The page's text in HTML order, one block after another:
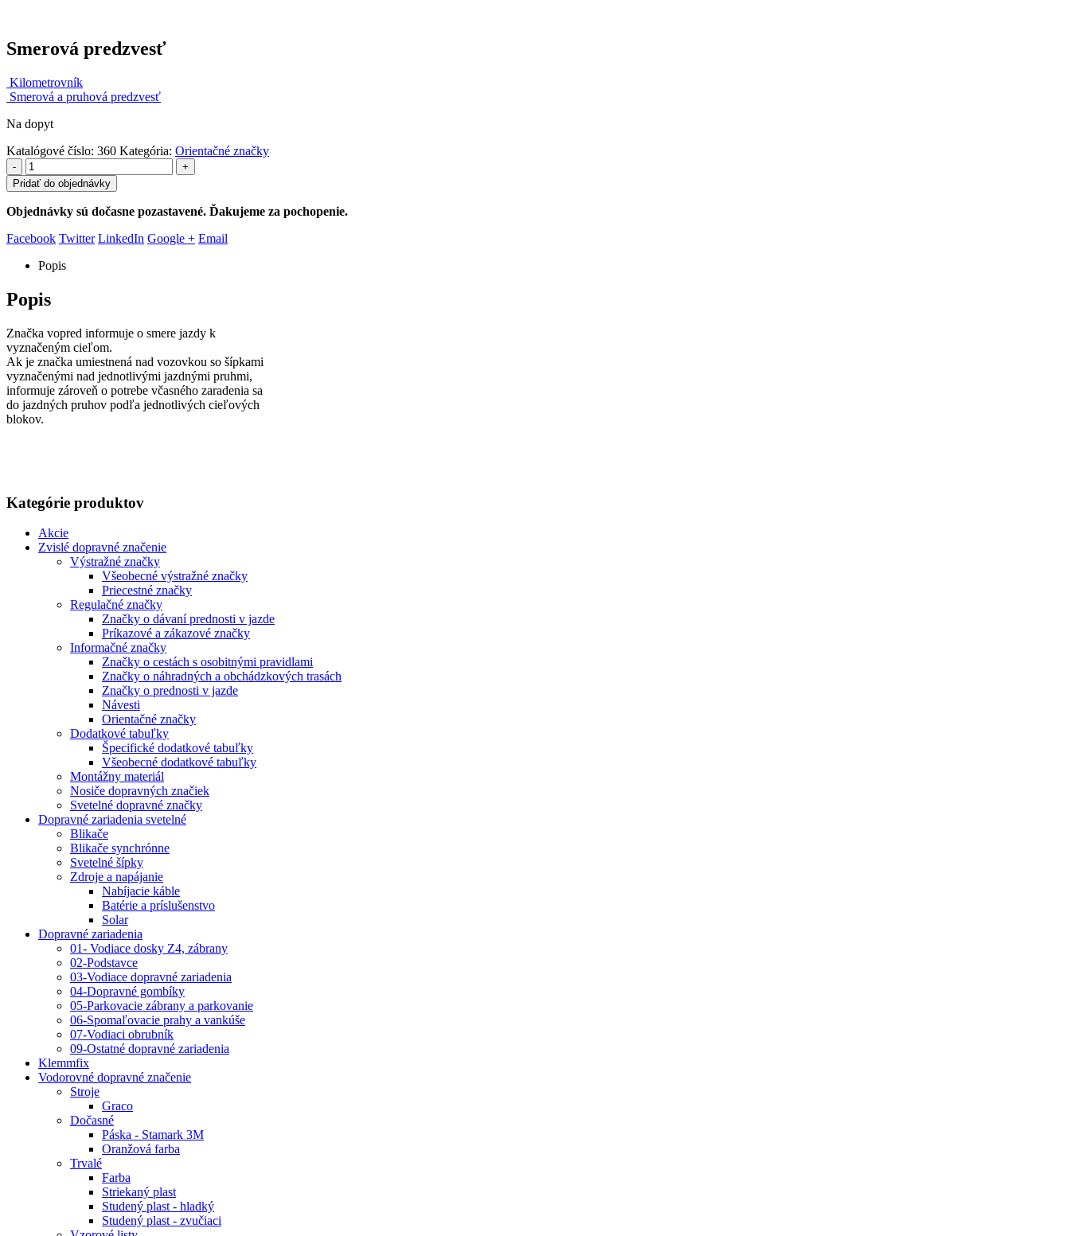
Smerová predzvesť
Kilometrovník
Smerová a pruhová predzvesť
Na dopyt
Katalógové číslo: 360 Kategória: Orientačné značky
-
+
Pridať do objednávky
Objednávky sú dočasne pozastavené. Ďakujeme za pochopenie.
Facebook Twitter LinkedIn Google + Email
Popis
Popis
Značka vopred informuje o smere jazdy k
vyznačeným cieľom.
Ak je značka umiestnená nad vozovkou so šípkami
vyznačenými nad jednotlivými jazdnými pruhmi,
informuje zároveň o potrebe včasného zaradenia sa
do jazdných pruhov podľa jednotlivých cieľových
blokov.
Kategórie produktov
Akcie
Zvislé dopravné značenie
Výstražné značky
Všeobecné výstražné značky
Priecestné značky
Regulačné značky
Značky o dávaní prednosti v jazde
Príkazové a zákazové značky
Informačné značky
Značky o cestách s osobitnými pravidlami
Značky o náhradných a obchádzkových trasách
Značky o prednosti v jazde
Návesti
Orientačné značky
Dodatkové tabuľky
Špecifické dodatkové tabuľky
Všeobecné dodatkové tabuľky
Montážny materiál
Nosiče dopravných značiek
Svetelné dopravné značky
Dopravné zariadenia svetelné
Blikače
Blikače synchrónne
Svetelné šípky
Zdroje a napájanie
Nabíjacie káble
Batérie a príslušenstvo
Solar
Dopravné zariadenia
01- Vodiace dosky Z4, zábrany
02-Podstavce
03-Vodiace dopravné zariadenia
04-Dopravné gombíky
05-Parkovacie zábrany a parkovanie
06-Spomaľovacie prahy a vankúše
07-Vodiaci obrubník
09-Ostatné dopravné zariadenia
Klemmfix
Vodorovné dopravné značenie
Stroje
Graco
Dočasné
Páska - Stamark 3M
Oranžová farba
Trvalé
Farba
Striekaný plast
Studený plast - hladký
Studený plast - zvučiaci